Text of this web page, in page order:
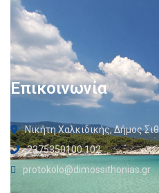
Επικοινωνία
Νικήτη Χαλκιδικής, Δήμος
2375350100 102
protokolo@dimossithonias.gr